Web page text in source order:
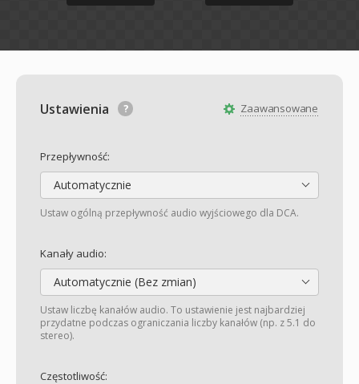
Zaawansowane
Ustawienia
Przepływność:
Automatycznie
Ustaw ogólną przepływność audio wyjściowego dla DCA.
Kanały audio:
Automatycznie (Bez zmian)
Ustaw liczbę kanałów audio. To ustawienie jest najbardziej
przydatne podczas ograniczania liczby kanałów (np. z 5.1 do
stereo).
Częstotliwość: